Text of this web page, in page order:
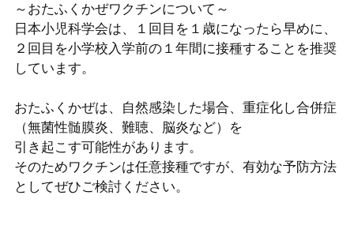
～おたふくかぜワクチンについて～
日本小児科学会は、１回目を１歳になったら早めに、
２回目を小学校入学前の１年間に接種することを推奨
しています。
おたふくかぜは、自然感染した場合、重症化し合併症
（無菌性髄膜炎、難聴、脳炎など）を
引き起こす可能性があります。
そのためワクチンは任意接種ですが、有効な予防方法
としてぜひご検討ください。